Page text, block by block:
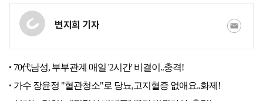
변지희 기자